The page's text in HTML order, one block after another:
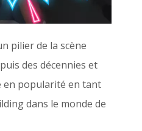
pilier de la scène
des décennies et
en popularité en tant
dans le monde de